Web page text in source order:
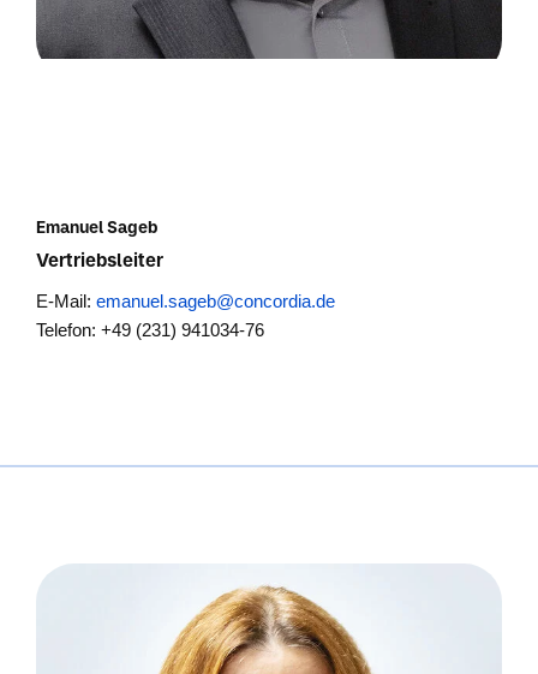
Emanuel Sageb
Vertriebsleiter
E-Mail: emanuel.sageb@concordia.de
Telefon: +49 (231) 941034-76